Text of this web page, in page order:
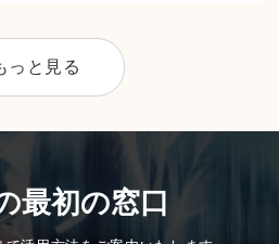
っと見る
最初の窓口